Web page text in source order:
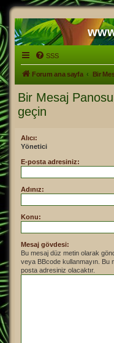
SSS
Forum ana sayfa Bir
Bir Mesaj
geçin
Alıcı:
Yönetici
E-posta adresiniz:
Adınız:
Konu:
Mesaj gövdesi:
Bu mesaj düz metin olarak
veya BBcode kullanmayın. Bu
posta adresiniz olacaktır.